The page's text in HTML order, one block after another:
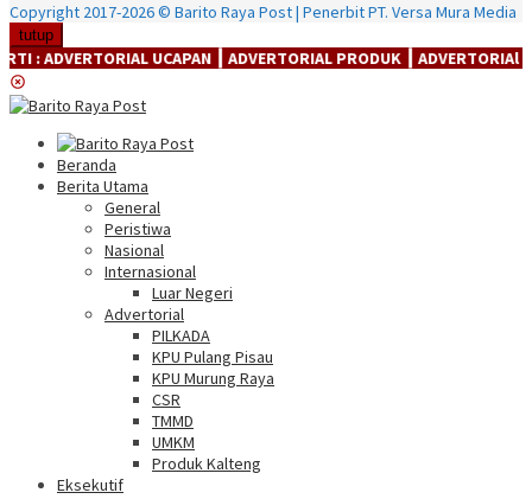
Copyright 2017-2026 © Barito Raya Post | Penerbit PT. Versa Mura Media
tutup
UCAPAN ┃ ADVERTORIAL PRODUK ┃ ADVERTORIAl JASA ┃
Beranda
Berita Utama
General
Peristiwa
Nasional
Internasional
Luar Negeri
Advertorial
PILKADA
KPU Pulang Pisau
KPU Murung Raya
CSR
TMMD
UMKM
Produk Kalteng
Eksekutif